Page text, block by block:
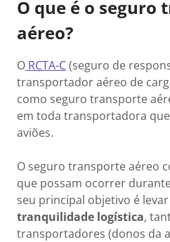
O que é o seguro
aéreo?
O RCTA-C(seguro de
transportador aéreo de
como seguro transporte
em toda transportadora
aviões.
O seguro transporte aéreo
que possam ocorrer
seu principal objetivo é
tranquilidade logística,
transportadores (donos da